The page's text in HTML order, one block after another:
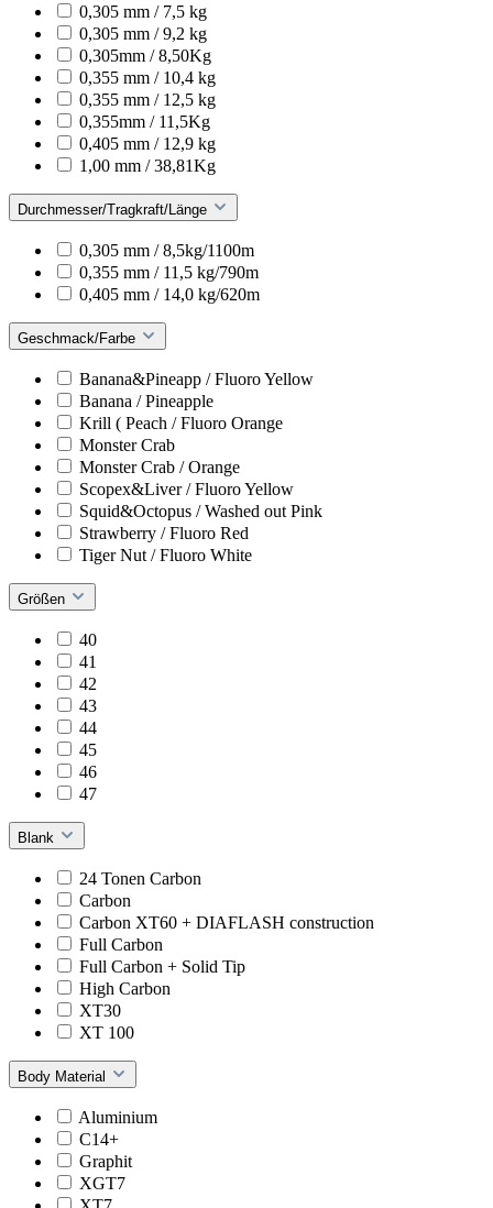
0,305 mm / 7,5 kg
0,305 mm / 9,2 kg
0,305mm / 8,50Kg
0,355 mm / 10,4 kg
0,355 mm / 12,5 kg
0,355mm / 11,5Kg
0,405 mm / 12,9 kg
1,00 mm / 38,81Kg
Durchmesser/Tragkraft/Länge
0,305 mm / 8,5kg/1100m
0,355 mm / 11,5 kg/790m
0,405 mm / 14,0 kg/620m
Geschmack/Farbe
Banana&Pineapp / Fluoro Yellow
Banana / Pineapple
Krill ( Peach / Fluoro Orange
Monster Crab
Monster Crab / Orange
Scopex&Liver / Fluoro Yellow
Squid&Octopus / Washed out Pink
Strawberry / Fluoro Red
Tiger Nut / Fluoro White
Größen
40
41
42
43
44
45
46
47
Blank
24 Tonen Carbon
Carbon
Carbon XT60 + DIAFLASH construction
Full Carbon
Full Carbon + Solid Tip
High Carbon
XT30
XT 100
Body Material
Aluminium
C14+
Graphit
XGT7